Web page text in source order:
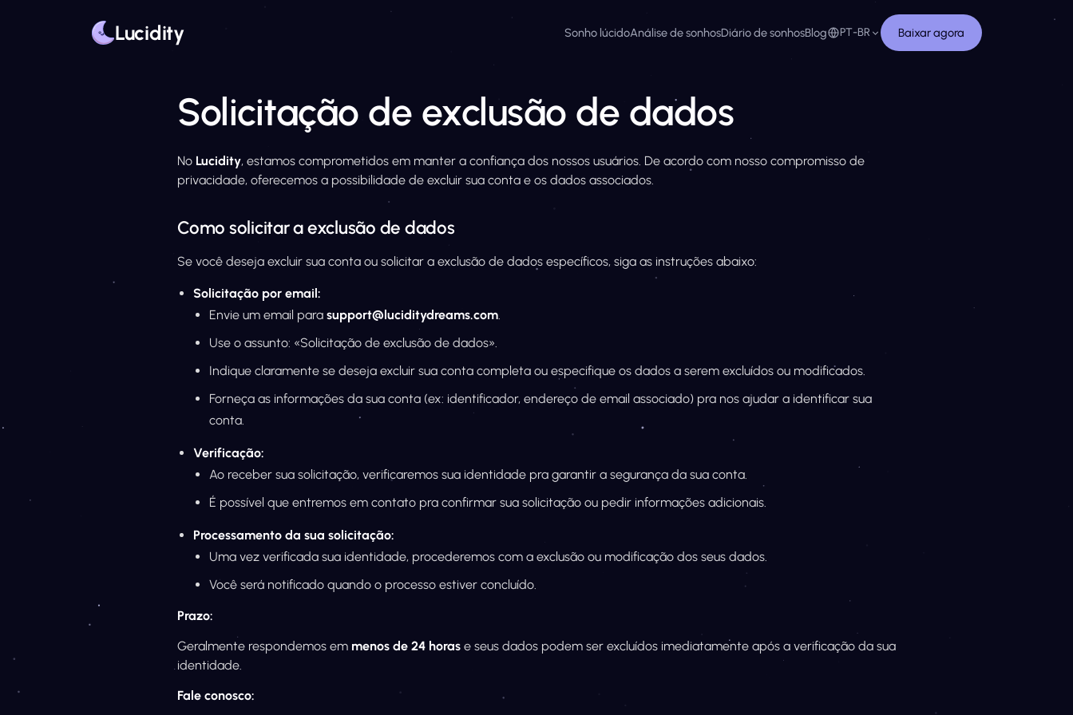
Lucidity Sonho lúcidoAnálise de sonhosDiário de sonhosBlog PT-BR Baixar agora
Exclusão de dadosSolicitação de exclusão de dados
No Lucidity, estamos comprometidos em manter a confiança dos nossos usuários. De acordo com nosso compromisso de
privacidade, oferecemos a possibilidade de excluir sua conta e os dados associados.
Como solicitar a exclusão de dados
Se você deseja excluir sua conta ou solicitar a exclusão de dados específicos, siga as instruções abaixo:
Solicitação por email:
Envie um email para support@luciditydreams.com.
Use o assunto: «Solicitação de exclusão de dados».
Indique claramente se deseja excluir sua conta completa ou especifique os dados a serem excluídos ou modificados.
Forneça as informações da sua conta (ex: identificador, endereço de email associado) pra nos ajudar a identificar sua
conta.
Verificação:
Ao receber sua solicitação, verificaremos sua identidade pra garantir a segurança da sua conta.
É possível que entremos em contato pra confirmar sua solicitação ou pedir informações adicionais.
Processamento da sua solicitação:
Uma vez verificada sua identidade, procederemos com a exclusão ou modificação dos seus dados.
Você será notificado quando o processo estiver concluído.
Prazo:
Geralmente respondemos em menos de 24 horas e seus dados podem ser excluídos imediatamente após a verificação da sua
identidade.
Fale conosco: